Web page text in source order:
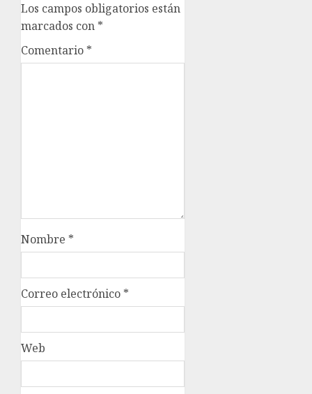
Los campos obligatorios están
marcados con *
Comentario *
Nombre *
Correo electrónico *
Web